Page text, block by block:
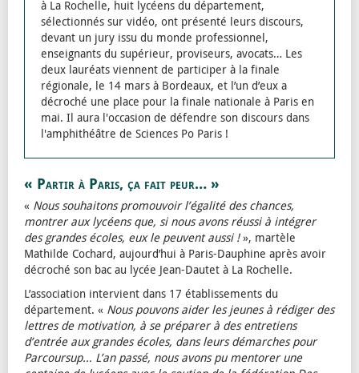
à La Rochelle, huit lycéens du département,
sélectionnés sur vidéo, ont présenté leurs discours,
devant un jury issu du monde professionnel,
enseignants du supérieur, proviseurs, avocats… Les
deux lauréats viennent de participer à la finale
régionale, le 14 mars à Bordeaux, et l’un d’eux a
décroché une place pour la finale nationale à Paris en
mai. Il aura l'occasion de défendre son discours dans
l'amphithéâtre de Sciences Po Paris !
« Partir à Paris, ça fait peur… »
« Nous souhaitons promouvoir l’égalité des chances,
montrer aux lycéens que, si nous avons réussi à intégrer
des grandes écoles, eux le peuvent aussi !», martèle
Mathilde Cochard, aujourd’hui à Paris-Dauphine après avoir
décroché son bac au lycée Jean-Dautet à La Rochelle.
L’association intervient dans 17 établissements du
département. « Nous pouvons aider les jeunes à rédiger des
lettres de motivation, à se préparer à des entretiens
d’entrée aux grandes écoles, dans leurs démarches pour
Parcoursup… L’an passé, nous avons pu mentorer une